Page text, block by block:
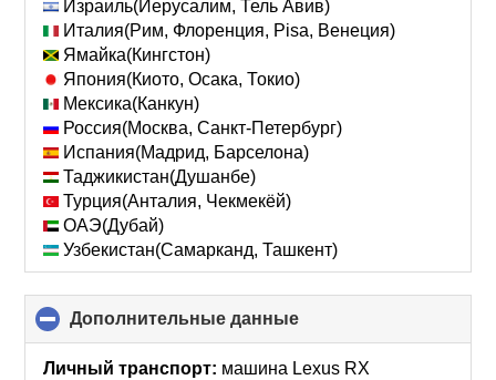
Израиль(Иерусалим, Тель Авив)
Италия(Рим, Флоренция, Pisa, Венеция)
Ямайка(Кингстон)
Япония(Киото, Осака, Токио)
Мексика(Канкун)
Россия(Москва, Санкт-Петербург)
Испания(Мадрид, Барселона)
Таджикистан(Душанбе)
Турция(Анталия, Чекмекёй)
ОАЭ(Дубай)
Узбекистан(Самарканд, Ташкент)
Дополнительные данные
to
collapse
Личный транспорт: машина Lexus RX